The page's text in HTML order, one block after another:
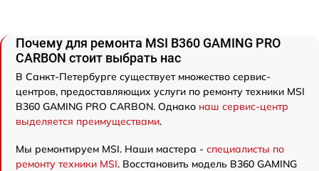
Почему для ремонта MSI B360 GAMING PRO
CARBON стоит выбрать нас
В Санкт-Петербурге существует множество сервис-
центров, предоставляющих услуги по ремонту техники MSI
B360 GAMING PRO CARBON. Однако наш сервис-центр
выделяется преимуществами.
Мы ремонтируем MSI. Наши мастера - специалисты по
ремонту техники MSI. Восстановить модель B360 GAMING